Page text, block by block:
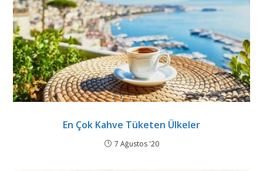
En Çok Kahve Tüketen Ülkeler
7 Ağustos '20